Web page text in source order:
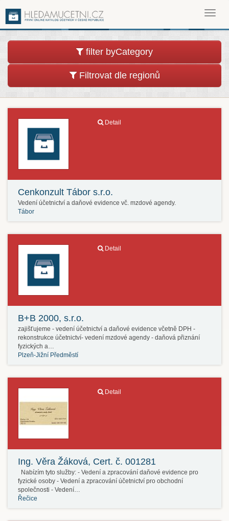
filter byCategory
Filtrovat dle regionů
Detail
Cenkonzult Tábor s.r.o.
Vedení účetnictví a daňové evidence vč. mzdové agendy.
Tábor
Detail
B+B 2000, s.r.o.
zajišťujeme - vedení účetnictví a daňové evidence včetně DPH -
rekonstrukce účetnictví- vedení mzdové agendy - daňová přiznání
fyzických a…
Plzeň-Jižní Předměstí
Detail
Ing. Věra Žáková, Cert. č. 001281
Nabízím tyto služby: - Vedení a zpracování daňové evidence pro
fyzické osoby - Vedení a zpracování účetnictví pro obchodní
společnosti - Vedení…
Řečice